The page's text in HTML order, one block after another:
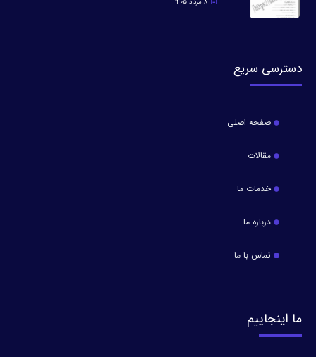
8 مرداد 1405
دسترسی سریع
صفحه اصلی
مقالات
خدمات ما
درباره ما
تماس با ما
ما اینجاییم